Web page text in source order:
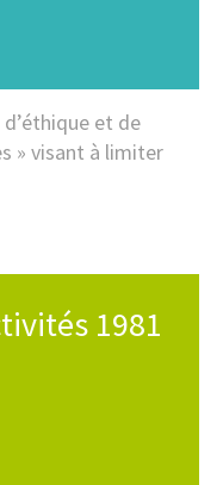
d’éthique et de
» visant à limiter
1981